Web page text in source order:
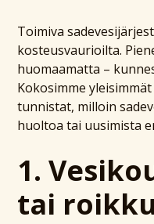
Toimiva
kosteusvaurioilta.
huomaamatta –
Kokosimme
tunnistat, milloin
huoltoa tai uusimista
1.
tai